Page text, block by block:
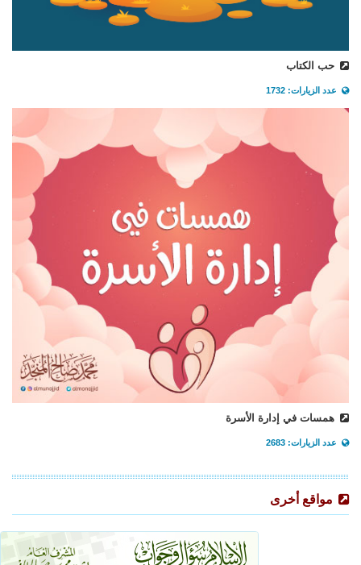
حب الكتاب
عدد الزيارات: 1732
همسات في إدارة الأسرة
عدد الزيارات: 2683
مواقع أخرى